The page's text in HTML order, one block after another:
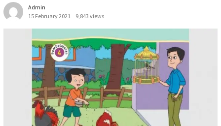
Admin
15 February 2021
9,843 views